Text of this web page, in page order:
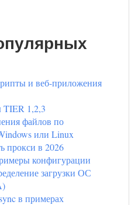
и веб-приложения
TIER 1,2,3
файлов по
или Linux
прокси в 2026
конфигурации
загрузки ОС
в примерах